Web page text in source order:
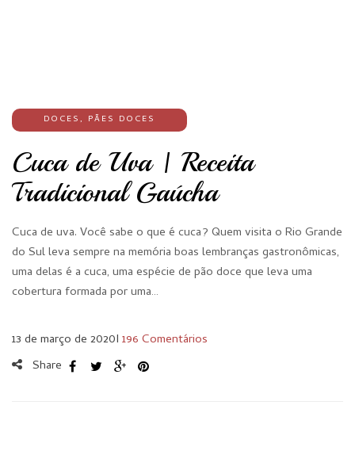
DOCES, PÃES DOCES
Cuca de Uva | Receita
Tradicional Gaúcha
Cuca de uva. Você sabe o que é cuca? Quem visita o Rio Grande
do Sul leva sempre na memória boas lembranças gastronômicas,
uma delas é a cuca, uma espécie de pão doce que leva uma
cobertura formada por uma…
13 de março de 2020I 196 Comentários
Share